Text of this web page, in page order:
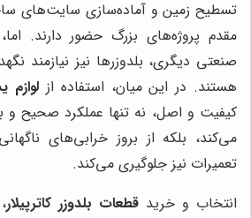
تسطیح زمین و آماده‌سازی سایت‌های
مقدم پروژه‌های بزرگ حضور دارند.
صنعتی دیگری، بلدوزرها نیز نیازمند
هستند. در این میان، استفاده از لوازم
کیفیت و اصل، نه تنها عملکرد صحیح و
می‌کند، بلکه از بروز خرابی‌های
تعمیرات نیز جلوگیری می‌کند.
انتخاب و خرید قطعات بلدوزر کاترپیلار